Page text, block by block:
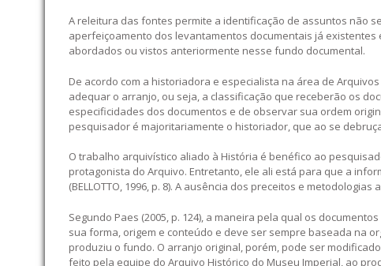
A releitura das fontes permite a identificação de assuntos não
aperfeiçoamento dos levantamentos documentais já
abordados ou vistos anteriormente nesse fundo documental.
De acordo com a historiadora e especialista na área de
adequar o arranjo, ou seja, a classificação que receberão os
especificidades dos documentos e de observar sua ordem
pesquisador é majoritariamente o historiador, que ao se
O trabalho arquivístico aliado à História é benéfico ao
protagonista do Arquivo. Entretanto, ele ali está para que a
(BELLOTTO, 1996, p. 8). A ausência dos preceitos e
Segundo Paes (2005, p. 124), a maneira pela qual os
sua forma, origem e conteúdo e deve ser sempre baseada na
produziu o fundo. O arranjo original, porém, pode ser
feito pela equipe do Arquivo Histórico do Museu Imperial, ao